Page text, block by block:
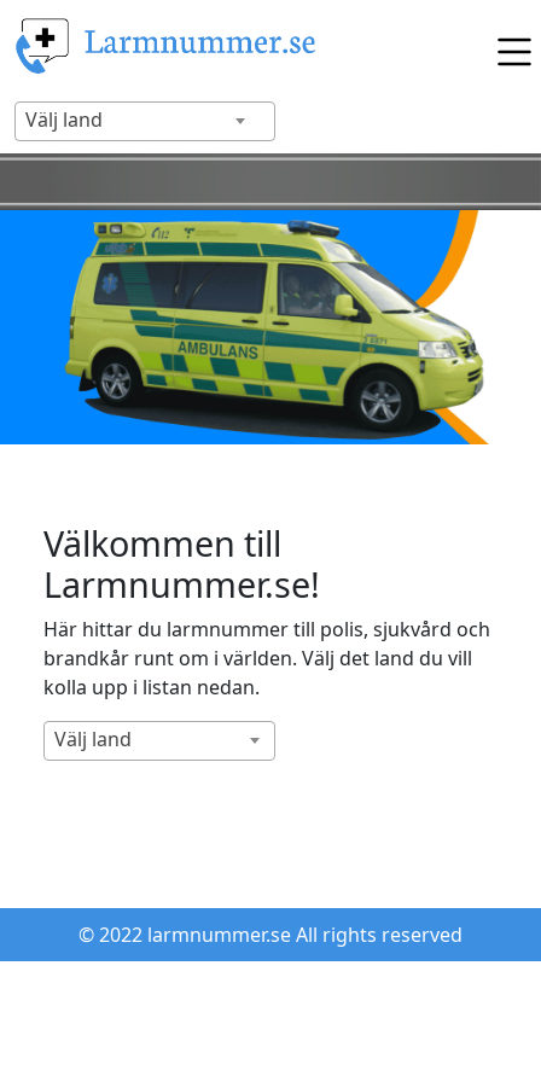
Välj land
Välkommen till
Larmnummer.se!
Här hittar du larmnummer till polis, sjukvård och
brandkår runt om i världen. Välj det land du vill
kolla upp i listan nedan.
Välj land
© 2022 larmnummer.se All rights reserved